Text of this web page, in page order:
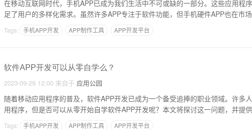
在移动互联网时代，手机APP已成为我们生活中不可或缺的一部分。这些应用程
足了用户的多样化需求。虽然许多APP专注于软件功能，但手机硬件APP也在市
Tags: 手机APP开发 APP制作工具 APP开发平台
软件APP开发可以从零自学么？
2023-09-29 12:00 来自于 应用公园
随着移动应用程序的普及，软件APP开发已成为一个备受追捧的职业领域。许多
用程序，但是否可以从零开始自学软件APP开发呢？本文将探讨这一问题，并提
Tags: 手机APP开发 APP制作工具 APP开发平台